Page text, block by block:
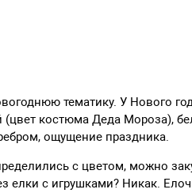
тематику. У Нового
костюма Деда Мороза),
ощущение праздника.
с цветом, можно
елки с игрушками? Никак.